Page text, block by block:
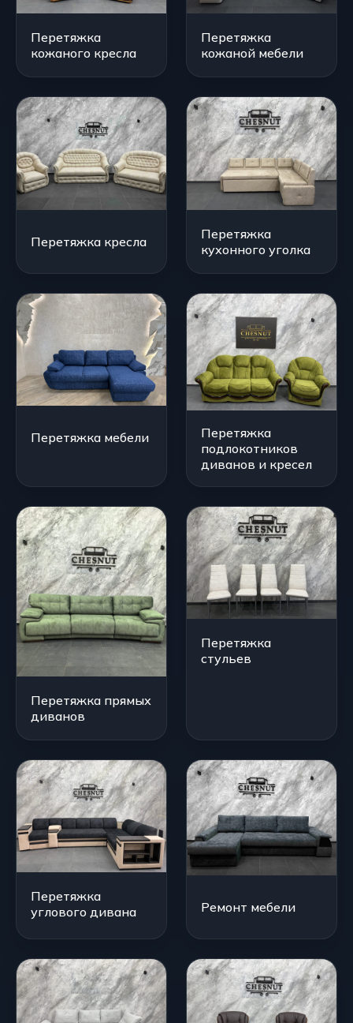
Перетяжка
кожаного кресла
Перетяжка
кожаной мебели
Перетяжка кресла
Перетяжка
кухонного уголка
Перетяжка мебели
Перетяжка
подлокотников
диванов и кресел
Перетяжка прямых
диванов
Перетяжка
стульев
Перетяжка
углового дивана
Ремонт мебели